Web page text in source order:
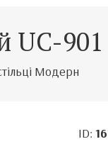
UC-901
Модерн
ID: